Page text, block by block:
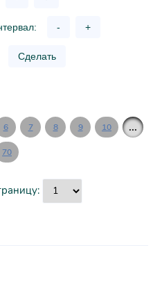
- +
Сделать
6 7 8 9 10 ...
70